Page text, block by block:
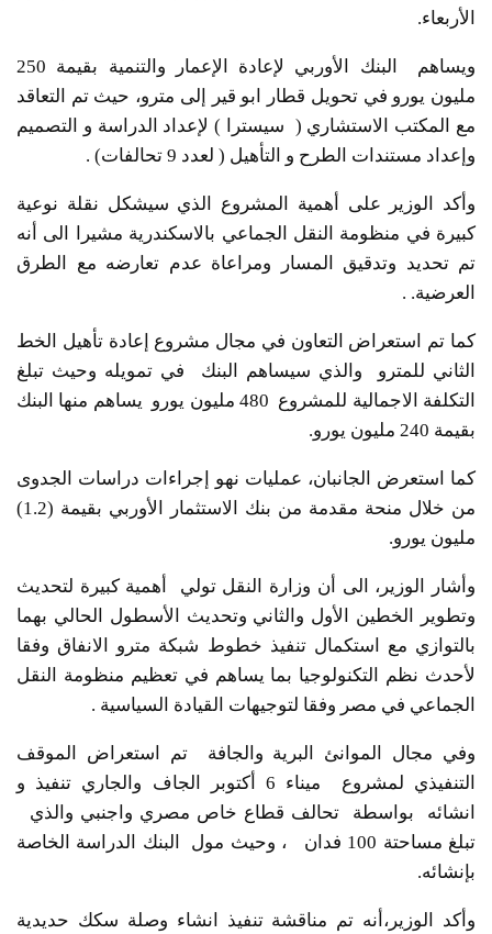
الأربعاء.
ويساهم البنك الأوربي لإعادة الإعمار والتنمية بقيمة 250
مليون يورو في تحويل قطار ابو قير إلى مترو، حيث تم التعاقد
مع المكتب الاستشاري ( سيسترا ) لإعداد الدراسة و التصميم
وإعداد مستندات الطرح و التأهيل ( لعدد 9 تحالفات) .
وأكد الوزير على أهمية المشروع الذي سيشكل نقلة نوعية
كبيرة في منظومة النقل الجماعي بالاسكندرية مشيرا الى أنه
تم تحديد وتدقيق المسار ومراعاة عدم تعارضه مع الطرق
العرضية. .
كما تم استعراض التعاون في مجال مشروع إعادة تأهيل الخط
الثاني للمترو والذي سيساهم البنك في تمويله وحيث تبلغ
التكلفة الاجمالية للمشروع 480 مليون يورو يساهم منها البنك
بقيمة 240 مليون يورو.
كما استعرض الجانبان، عمليات نهو إجراءات دراسات الجدوى
من خلال منحة مقدمة من بنك الاستثمار الأوربي بقيمة (1.2)
مليون يورو.
وأشار الوزير، الى أن وزارة النقل تولي أهمية كبيرة لتحديث
وتطوير الخطين الأول والثاني وتحديث الأسطول الحالي بهما
بالتوازي مع استكمال تنفيذ خطوط شبكة مترو الانفاق وفقا
لأحدث نظم التكنولوجيا بما يساهم في تعظيم منظومة النقل
الجماعي في مصر وفقا لتوجيهات القيادة السياسية .
وفي مجال الموانئ البرية والجافة تم استعراض الموقف
التنفيذي لمشروع ميناء 6 أكتوبر الجاف والجاري تنفيذ و
انشائه بواسطة تحالف قطاع خاص مصري واجنبي والذي
تبلغ مساحتة 100 فدان ، وحيث مول البنك الدراسة الخاصة
بإنشائه.
وأكد الوزير،أنه تم مناقشة تنفيذ انشاء وصلة سكك حديدية